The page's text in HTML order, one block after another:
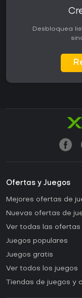
Desbloquea
Ofertas y Juegos
Mejores ofertas de
Nuevas ofertas de
Ver todas las ofertas
Juegos populares
Juegos gratis
Ver todos los juegos
Tiendas de juegos y